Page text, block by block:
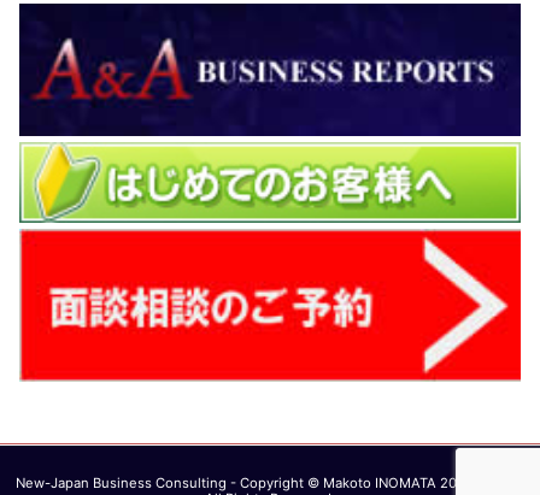
New-Japan Business Consulting - Copyright © Makoto INOMATA 2003 - 2026.